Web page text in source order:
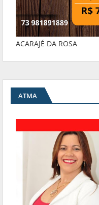
ACARAJÉ DA ROSA
ATMA